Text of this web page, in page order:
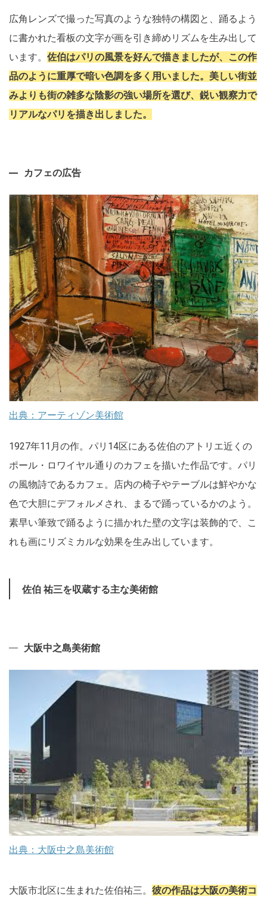
広角レンズで撮った写真のような独特の構図と、踊るよう
に書かれた看板の文字が画を引き締めリズムを生み出して
います。 佐伯はパリの風景を好んで描きましたが、この作
品のように重厚で暗い色調を多く用いました。美しい街並
みよりも街の雑多な陰影の強い場所を選び、鋭い観察力で
リアルなパリを描き出しました。
カフェの広告
出典：アーティゾン美術館
1927年11月の作。パリ14区にある佐伯のアトリエ近くの
ポール・ロワイヤル通りのカフェを描いた作品です。パリ
の風物詩であるカフェ。店内の椅子やテーブルは鮮やかな
色で大胆にデフォルメされ、まるで踊っているかのよう。
素早い筆致で踊るように描かれた壁の文字は装飾的で、こ
れも画にリズミカルな効果を生み出しています。
佐伯 祐三を収蔵する主な美術館
大阪中之島美術館
出典：大阪中之島美術館
大阪市北区に生まれた佐伯祐三。 彼の作品は大阪の美術コ